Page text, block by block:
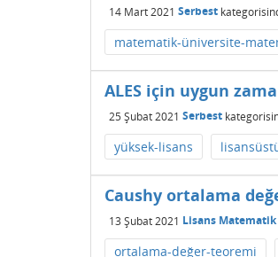
14 Mart 2021 Serbest
matematik-üniversite-
ALES için uygun
25 Şubat 2021 Serbest
yüksek-lisans
Caushy ortalama
13 Şubat 2021 Lisans Matematik
ortalama-değer-teoremi